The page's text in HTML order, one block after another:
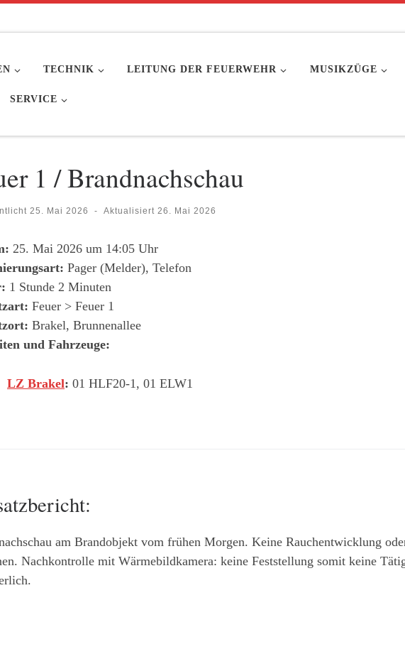
TECHNIK LEITUNG DER FEUERWEHR MUSIKZÜGE
SERVICE
1 / Brandnachschau
25. Mai 2026 - Aktualisiert 26. Mai 2026
25. Mai 2026 um 14:05 Uhr
Pager (Melder), Telefon
1 Stunde 2 Minuten
Feuer > Feuer 1
Brakel, Brunnenallee
und Fahrzeuge:
LZ Brakel: 01 HLF20-1, 01 ELW1
am Brandobjekt vom frühen Morgen. Keine Rauchentwicklung
Nachkontrolle mit Wärmebildkamera: keine Feststellung somit keine